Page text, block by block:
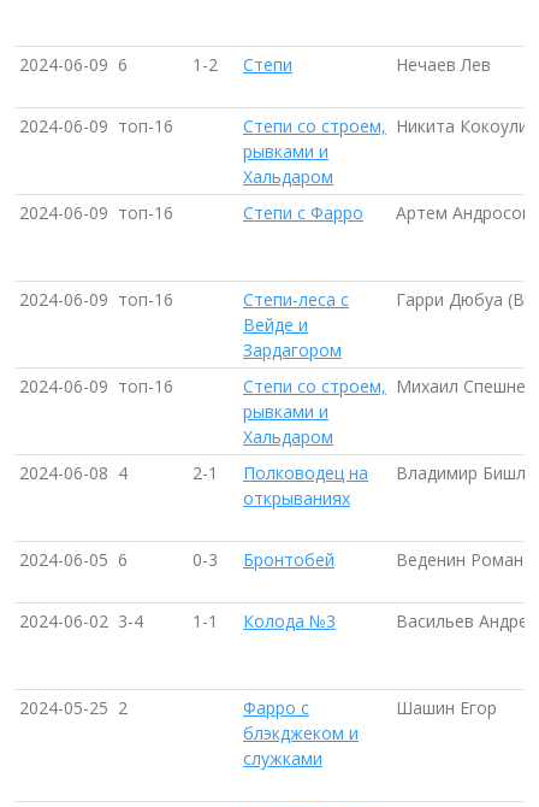
2024-06-09 6 1-2 Степи Нечаев Лев
2024-06-09 топ-16
Степи со строем,
рывками и
Хальдаром
Никита
2024-06-09 топ-16 Степи с Фарро Артем Андросов
2024-06-09 топ-16
Степи-леса с
Вейде и
Зардагором
Гарри Дюбуа
2024-06-09 топ-16
Степи со строем,
рывками и
Хальдаром
Михаил Спешнев
2024-06-08 4 2-1
Полководец на
открываниях
Владимир
2024-06-05 6 0-3 Бронтобей Веденин Роман
2024-06-02 3-4 1-1 Колода №3 Васильев Андрей
2024-05-25 2
Фарро с
блэкджеком и
служками
Шашин Егор